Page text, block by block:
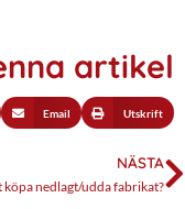
artikel
Email Utskrift
NÄSTA
köpa nedlagt/udda fabrikat?